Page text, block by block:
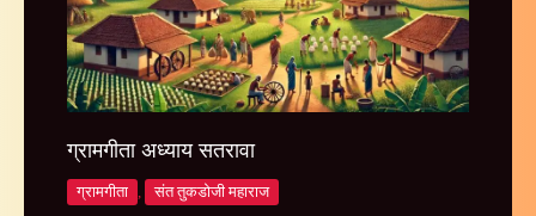
ग्रामगीता अध्याय सतरावा
ग्रामगीता संत तुकडोजी महाराज